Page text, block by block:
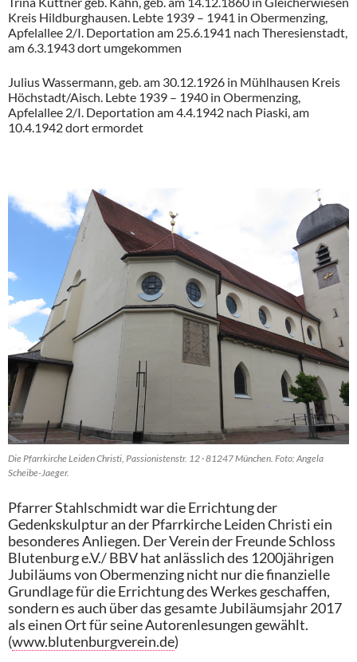
Kreis Hildburghausen. Lebte 1939 – 1941 in Obermenzing,
Apfelallee 2/I. Deportation am 25.6.1941 nach Theresienstadt,
am 6.3.1943 dort umgekommen
Julius Wassermann, geb. am 30.12.1926 in Mühlhausen Kreis
Höchstadt/Aisch. Lebte 1939 – 1940 in Obermenzing,
Apfelallee 2/I. Deportation am 4.4.1942 nach Piaski, am
10.4.1942 dort ermordet
Die Pfarrkirche Leiden Christi, Passionistenstr. 12 · 81247 München. Foto: Angela
Scheibe-Jaeger.
Pfarrer Stahlschmidt war die Errichtung der
Gedenkskulptur an der Pfarrkirche Leiden Christi ein
besonderes Anliegen. Der Verein der Freunde Schloss
Blutenburg e.V./ BBV hat anlässlich des 1200jährigen
Jubiläums von Obermenzing nicht nur die finanzielle
Grundlage für die Errichtung des Werkes geschaffen,
sondern es auch über das gesamte Jubiläumsjahr 2017
als einen Ort für seine Autorenlesungen gewählt.
(www.blutenburgverein.de)